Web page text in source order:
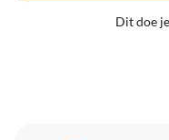
Dit doe